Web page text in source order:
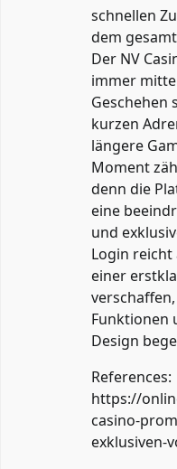
schnellen
dem
Der NV
immer
Geschehen
kurzen
längere
Moment
denn die
eine
und
Login reicht
einer
Funktionen
Design
References:
https://
casino-
exklusiven-